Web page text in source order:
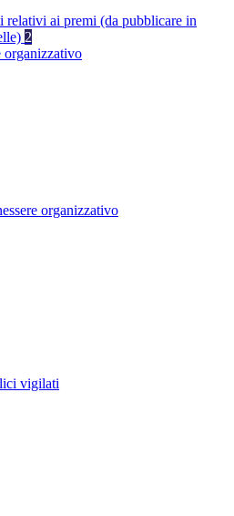
relativi ai premi (da pubblicare in
2
organizzativo
organizzativo
vigilati